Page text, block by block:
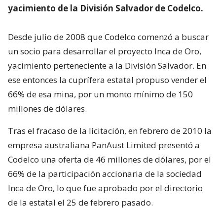
yacimiento de la División Salvador de Codelco.
Desde julio de 2008 que Codelco comenzó a buscar
un socio para desarrollar el proyecto Inca de Oro,
yacimiento perteneciente a la División Salvador. En
ese entonces la cuprífera estatal propuso vender el
66% de esa mina, por un monto mínimo de 150
millones de dólares.
Tras el fracaso de la licitación, en febrero de 2010 la
empresa australiana PanAust Limited presentó a
Codelco una oferta de 46 millones de dólares, por el
66% de la participación accionaria de la sociedad
Inca de Oro, lo que fue aprobado por el directorio
de la estatal el 25 de febrero pasado.